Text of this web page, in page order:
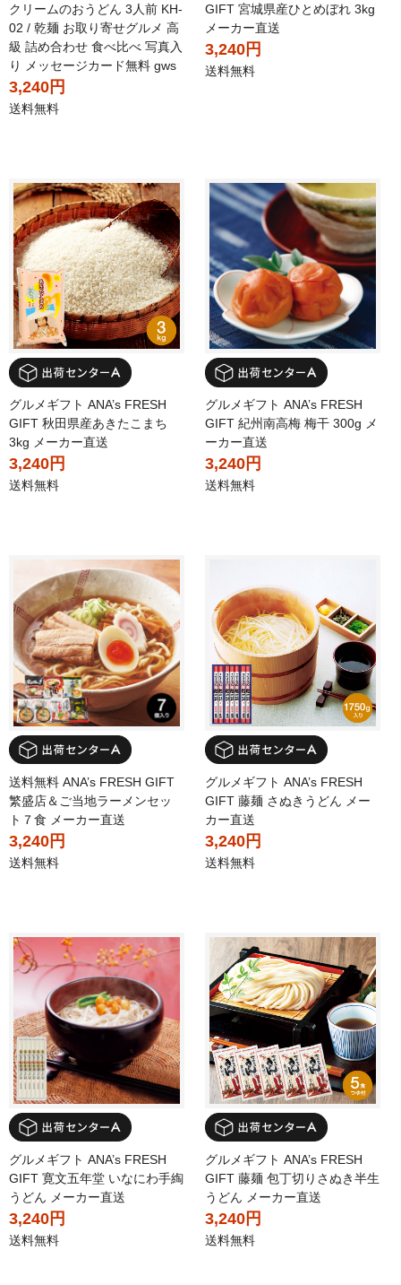
クリームのおうどん 3人前 KH-
02 / 乾麺 お取り寄せグルメ 高
級 詰め合わせ 食べ比べ 写真入
り メッセージカード無料 gws
3,240円
送料無料
GIFT 宮城県産ひとめぼれ 3kg
メーカー直送
3,240円
送料無料
グルメギフト ANA’s FRESH
GIFT 秋田県産あきたこまち
3kg メーカー直送
3,240円
送料無料
グルメギフト ANA’s FRESH
GIFT 紀州南高梅 梅干 300g メ
ーカー直送
3,240円
送料無料
送料無料 ANA’s FRESH GIFT
繁盛店＆ご当地ラーメンセッ
ト７食 メーカー直送
3,240円
送料無料
グルメギフト ANA’s FRESH
GIFT 藤麺 さぬきうどん メー
カー直送
3,240円
送料無料
グルメギフト ANA’s FRESH
GIFT 寛文五年堂 いなにわ手綯
うどん メーカー直送
3,240円
送料無料
グルメギフト ANA’s FRESH
GIFT 藤麺 包丁切りさぬき半生
うどん メーカー直送
3,240円
送料無料